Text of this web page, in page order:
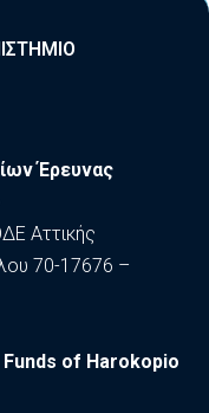
Έρευνας
Αττικής
70-17676 –
of Harokopio